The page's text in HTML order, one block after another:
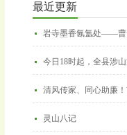
最近更新
岩寺墨香氤氲处——曹
新生活 | 皖美夏日
今日18时起，全县涉
临时关停
清风传家、同心助廉
廉”家风课堂活动
灵山八记